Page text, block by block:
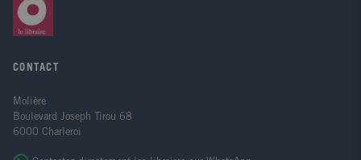
CONTACT
Molière
Boulevard Joseph Tirou 68
6000 Charleroi